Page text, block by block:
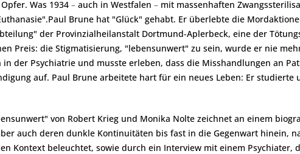
Was 1934 – auch in Westfalen – mit massenhaften
.Paul Brune hat "Glück" gehabt. Er überlebte die
der Provinzialheilanstalt Dortmund-Aplerbeck, eine der
Preis: die Stigmatisierung, "lebensunwert" zu sein, wurde er nie
in der Psychiatrie und musste erleben, dass die Misshandlungen an
auf. Paul Brune arbeitete hart für ein neues Leben: Er
von Robert Krieg und Monika Nolte zeichnet an einem
auch deren dunkle Kontinuitäten bis fast in die Gegenwart hinein,
Kontext beleuchtet, sowie durch ein Interview mit einem